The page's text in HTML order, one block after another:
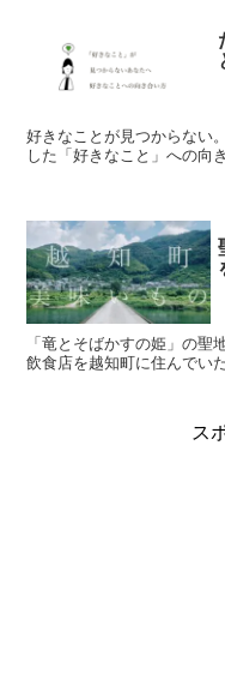
好きなことが見つからない
した「好きなこと」への向
「竜とそばかすの姫」の
飲食店を越知町に住んでい
ス